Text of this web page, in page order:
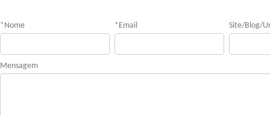
* Nome * Email Site/Blog/
Mensagem